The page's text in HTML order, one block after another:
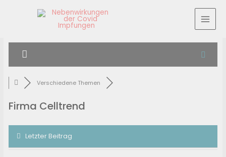
Verschiedene Themen
Firma Celltrend
Letzter Beitrag